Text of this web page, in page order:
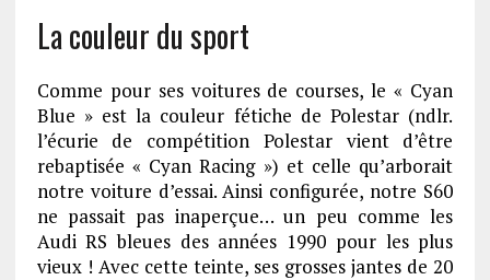
La couleur du sport
Comme pour ses voitures de courses, le « Cyan
Blue » est la couleur fétiche de Polestar (ndlr.
l’écurie de compétition Polestar vient d’être
rebaptisée « Cyan Racing ») et celle qu’arborait
notre voiture d’essai. Ainsi configurée, notre S60
ne passait pas inaperçue… un peu comme les
Audi RS bleues des années 1990 pour les plus
vieux ! Avec cette teinte, ses grosses jantes de 20